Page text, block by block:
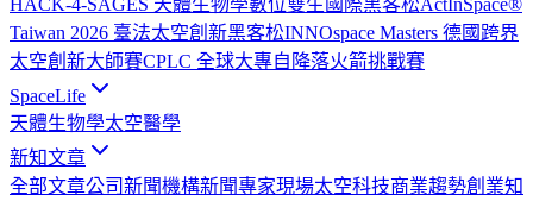
HACK-4-SAGES 天體生物學數位雙生國際黑客松ActInSpace®
Taiwan 2026 臺法太空創新黑客松INNOspace Masters 德國跨界
太空創新大師賽CPLC 全球大專自降落火箭挑戰賽
SpaceLife
天體生物學太空醫學
新知文章
全部文章公司新聞機構新聞專家現場太空科技商業趨勢創業知